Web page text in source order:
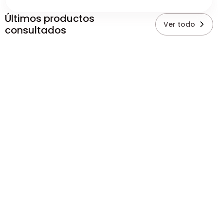
Últimos productos
consultados
Ver todo